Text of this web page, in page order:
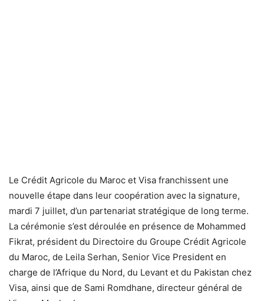
Le Crédit Agricole du Maroc et Visa franchissent une
nouvelle étape dans leur coopération avec la signature,
mardi 7 juillet, d’un partenariat stratégique de long terme.
La cérémonie s’est déroulée en présence de Mohammed
Fikrat, président du Directoire du Groupe Crédit Agricole
du Maroc, de Leila Serhan, Senior Vice President en
charge de l’Afrique du Nord, du Levant et du Pakistan chez
Visa, ainsi que de Sami Romdhane, directeur général de